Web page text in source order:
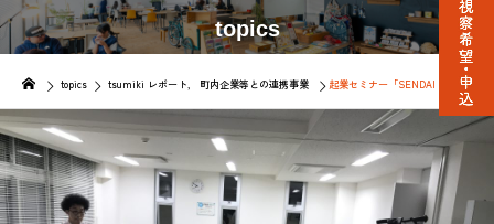
topics
topics tsumiki レポート 町内企業等との連携事業 起業セミナー「SENDAI COFFEE